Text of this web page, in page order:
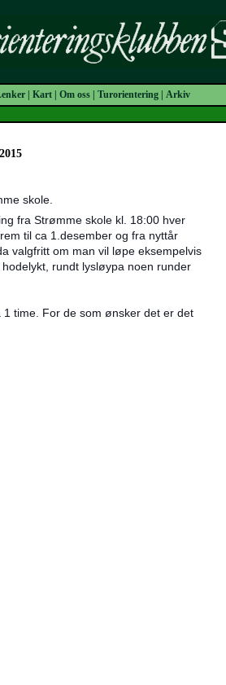
Kart Om oss Turorientering Arkiv
skole.
fra Strømme skole kl. 18:00 hver
til ca 1.desember og fra nyttår
valgfritt om man vil løpe eksempelvis
rundt lysløypa noen runder
time. For de som ønsker det er det